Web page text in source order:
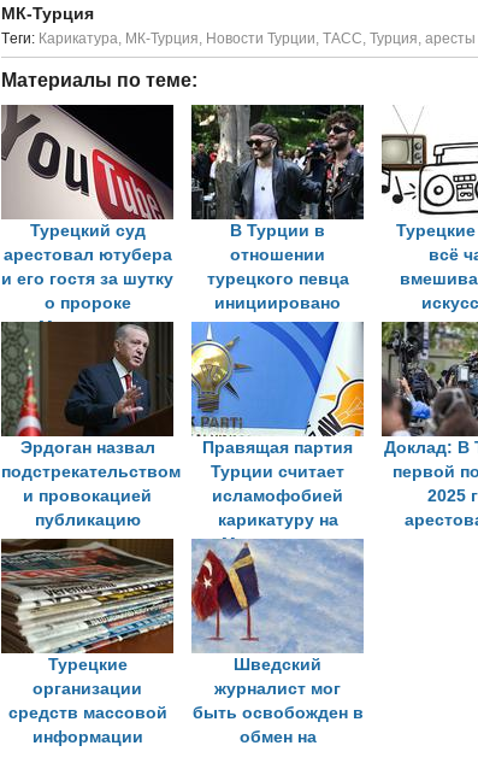
МК-Турция
Tеги: Карикатура, МК-Турция, Новости Турции, ТАСС, Турция, аресты
Материалы по теме:
Турецкий суд
арестовал ютубера
и его гостя за шутку
о пророке
Мухаммеде
В Турции в
отношении
турецкого певца
инициировано
уголовное
расследование за
«непристойную»
всё
Эрдоган назвал
подстрекательством
и провокацией
публикацию
карикатуры на
пророков
Правящая партия
Турции считает
исламофобией
карикатуру на
Мухаммеда в
местном журнале
Доклад: В
первой
2025
Турецкие
организации
средств массовой
информации
Шведский
журналист мог
быть освобожден в
обмен на